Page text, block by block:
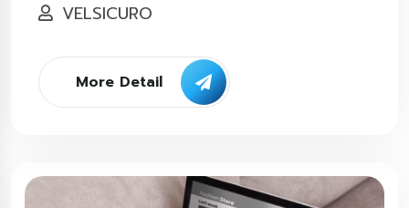
VELSICURO
More Detail